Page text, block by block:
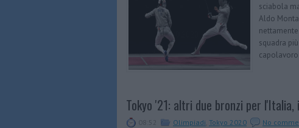
sciabola
Aldo
squadra
Tokyo '21: altri due bronzi per
08:52 Olimpiadi Tokyo 2020 No